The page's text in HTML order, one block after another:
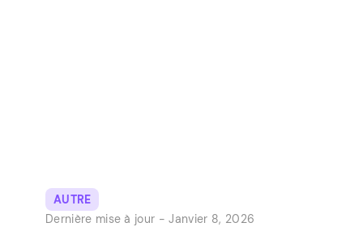
AUTRE
Dernière mise à jour -Janvier 8, 2026